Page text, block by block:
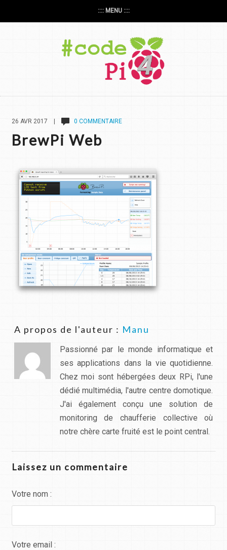
:::: MENU ::::
26 AVR 2017 | 0 COMMENTAIRE
BrewPi Web
A propos de l'auteur : Manu
Passionné par le monde informatique et
ses applications dans la vie quotidienne.
Chez moi sont hébergées deux RPi, l'une
dédié multimédia, l'autre centre domotique.
J'ai également conçu une solution de
monitoring de chaufferie collective où
notre chère carte fruité est le point central.
Laissez un commentaire
Votre nom :
Votre email :